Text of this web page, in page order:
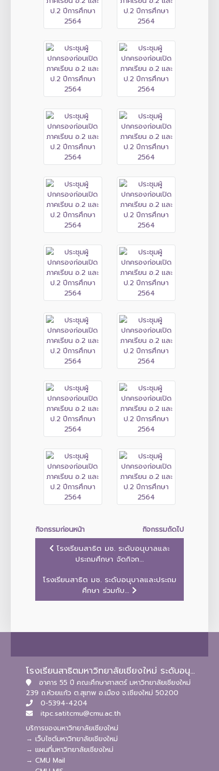
กิจกรรมก่อนหน้า
กิจกรรมถัดไป
โรงเรียนสาธิต มช. ระดับอนุบาลและ
ประถมศึกษา จัดกิจก...
โรงเรียนสาธิต มช. ระดับอนุบาลและประถม
ศึกษา ร่วมกับ...
โรงเรียนสาธิตมหาวิทยาลัยเชียงใหม่ ระดับอนุบาลและประถมศึกษา
อาคาร 55 ปี คณะศึกษาศาสตร์ มหาวิทยาลัยเชียงใหม่
239 ถ.ห้วยแก้ว ต.สุเทพ อ.เมือง จ.เชียงใหม่ 50200
0-5394-4204
itpc.satitcmu@cmu.ac.th
บริการของมหาวิทยาลัยเชียงใหม่
→ เว็บไซต์มหาวิทยาลัยเชียงใหม่
→ แผนที่มหาวิทยาลัยเชียงใหม่
→ CMU Mail